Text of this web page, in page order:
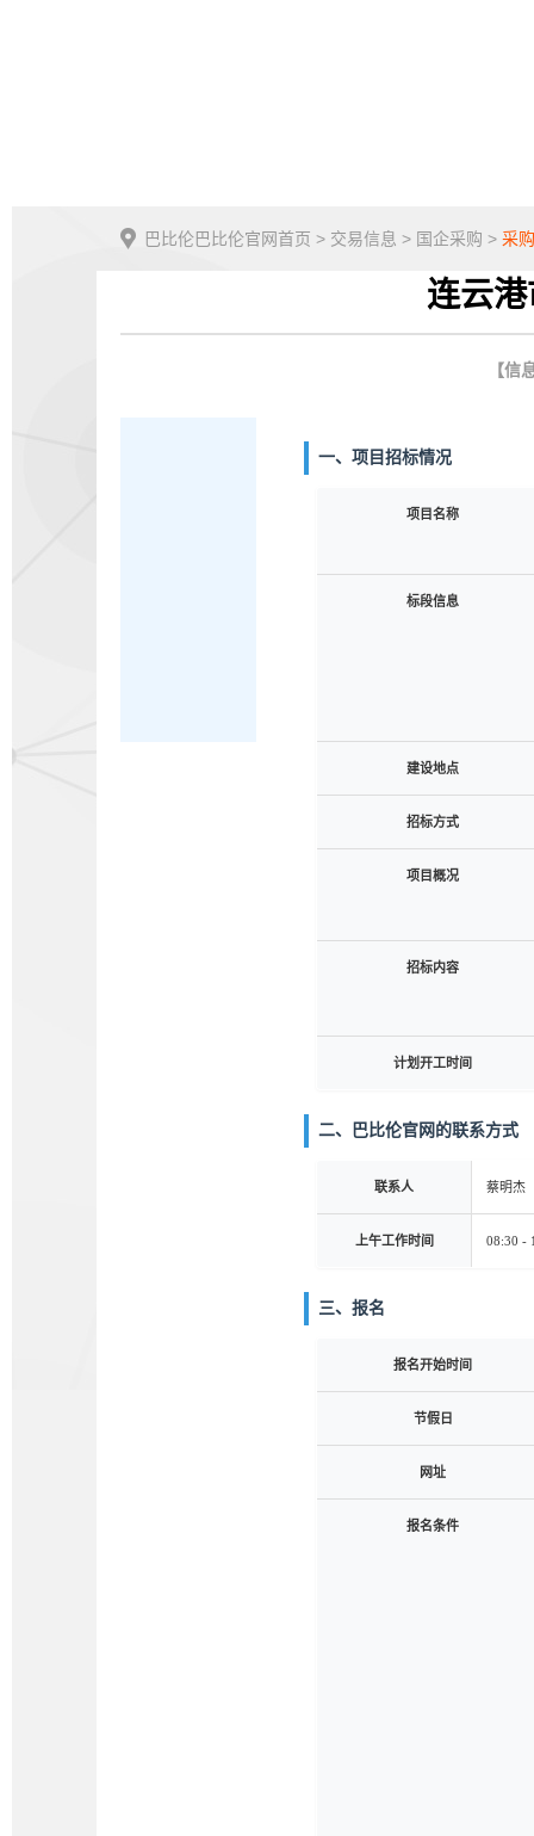
巴比伦巴比伦官网首页 > 交易信息 > 国企采购 > 采
连云
【信
一、项目招标情况
项目名称
标段信息
建设地点
招标方式
项目概况
招标内容
计划开工时间
二、巴比伦官网的联系方式
联系人 蔡明杰
上午工作时间 08:30 -
三、报名
报名开始时间
节假日
网址
报名条件